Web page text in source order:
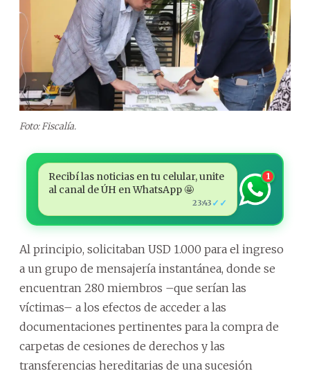
Foto: Fiscalía.
Recibí las noticias en tu celular, unite
al canal de ÚH en WhatsApp 🤩
23:43 ✓✓
1
Al principio, solicitaban USD 1.000 para el ingreso
a un grupo de mensajería instantánea, donde se
encuentran 280 miembros –que serían las
víctimas– a los efectos de acceder a las
documentaciones pertinentes para la compra de
carpetas de cesiones de derechos y las
transferencias hereditarias de una sucesión